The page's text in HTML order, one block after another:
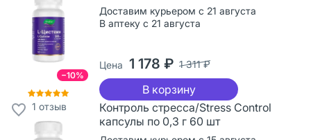
−10%
1 отзыв
Доставим курьером с 21 августа
В аптеку с 21 августа
Цена 1 178 ₽ 1 311 ₽
В корзину
Контроль стресса/Stress Control
капсулы по 0,3 г 60 шт